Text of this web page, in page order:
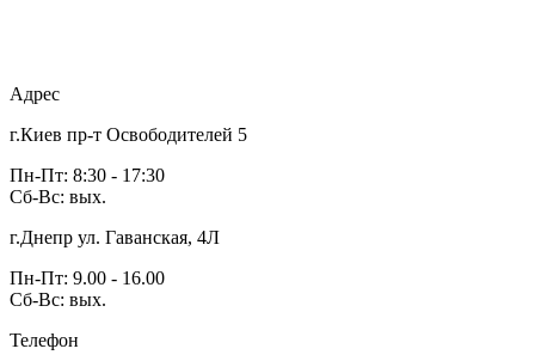
Адрес
г.Киев пр-т Освободителей 5
Пн-Пт: 8:30 - 17:30
Сб-Вс: вых.
г.Днепр ул. Гаванская, 4Л
Пн-Пт: 9.00 - 16.00
Сб-Вс: вых.
Телефон